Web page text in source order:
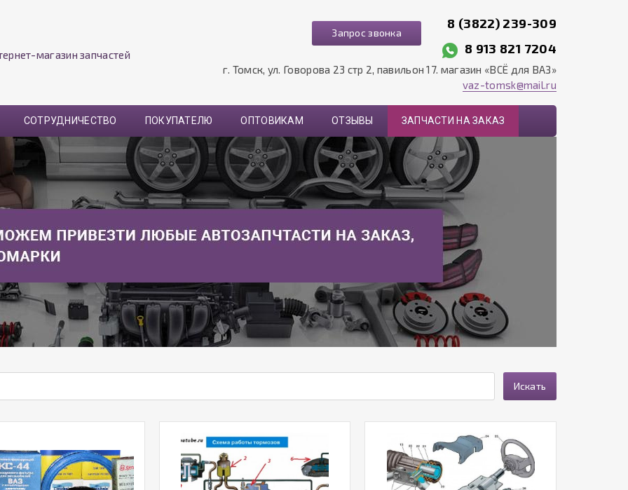
магазин запчастей
Запрос звонка
8 (3822) 239-309
8 913 821 7204
г. Томск, ул. Говорова 23 стр 2, павильон 17. магазин «ВСЁ для ВАЗ»
vaz-tomsk@mail.ru
СОТРУДНИЧЕСТВО ПОКУПАТЕЛЮ ОПТОВИКАМ ОТЗЫВЫ ЗАПЧАСТИ НА ЗАКАЗ
Искать